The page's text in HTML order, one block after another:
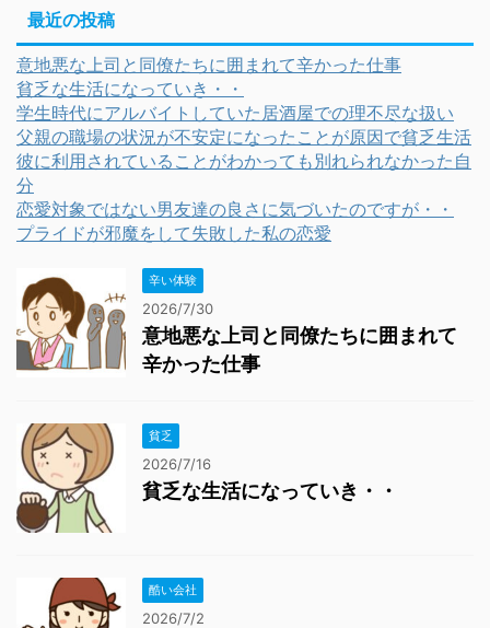
最近の投稿
意地悪な上司と同僚たちに囲まれて辛かった仕事
貧乏な生活になっていき・・
学生時代にアルバイトしていた居酒屋での理不尽な扱い
父親の職場の状況が不安定になったことが原因で貧乏生活
彼に利用されていることがわかっても別れられなかった自
分
恋愛対象ではない男友達の良さに気づいたのですが・・
プライドが邪魔をして失敗した私の恋愛
辛い体験
2026/7/30
意地悪な上司と同僚たちに囲まれて
辛かった仕事
貧乏
2026/7/16
貧乏な生活になっていき・・
酷い会社
2026/7/2